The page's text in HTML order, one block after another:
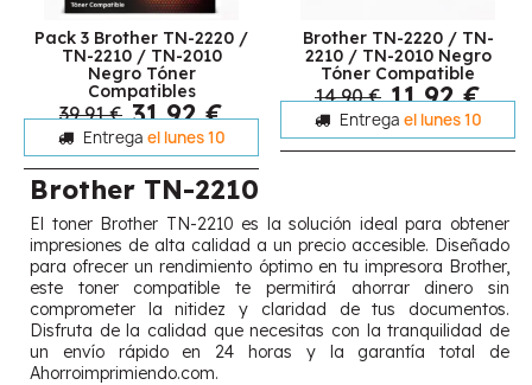
Pack 3 Brother TN-2220 /
TN-2210 / TN-2010
Negro Tóner
Compatibles
39,91 € 31,92 €
Entrega el lunes 10
Brother TN-2220 / TN-
2210 / TN-2010 Negro
Tóner Compatible
14,90 € 11,92 €
Entrega el lunes 10
Brother TN-2210
El toner Brother TN-2210 es la solución ideal para obtener
impresiones de alta calidad a un precio accesible. Diseñado
para ofrecer un rendimiento óptimo en tu impresora Brother,
este toner compatible te permitirá ahorrar dinero sin
comprometer la nitidez y claridad de tus documentos.
Disfruta de la calidad que necesitas con la tranquilidad de
un envío rápido en 24 horas y la garantía total de
Ahorroimprimiendo.com.